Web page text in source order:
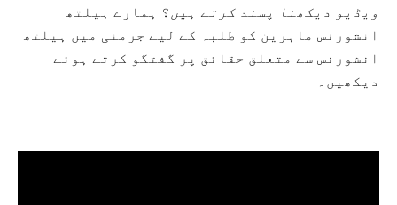
ویڈیو دیکھنا پسند کرتے ہیں؟ ہمارے ہیلتھ
انشورنس ماہرین کو طلبہ کے لیے جرمنی میں ہیلتھ
انشورنس سے متعلق حقائق پر گفتگو کرتے ہوئے
دیکھیں۔